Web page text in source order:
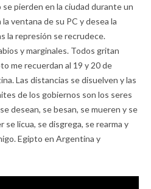
se pierden en la ciudad durante un
ventana de su PC y desea la
la represión se recrudece.
y marginales. Todos gritan
me recuerdan al 19 y 20 de
Las distancias se disuelven y las
de los gobiernos son los seres
desean, se besan, se mueren y se
licua, se disgrega, se rearma y
Egipto en Argentina y